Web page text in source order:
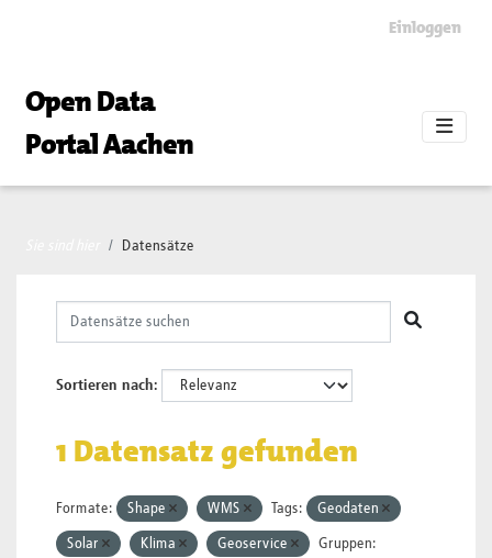
Einloggen
Open Data
Portal Aachen
Datensätze
Sortieren nach
1 Datensatz gefunden
Formate: Shape WMS Tags: Geodaten
Solar Klima Geoservice Gruppen: